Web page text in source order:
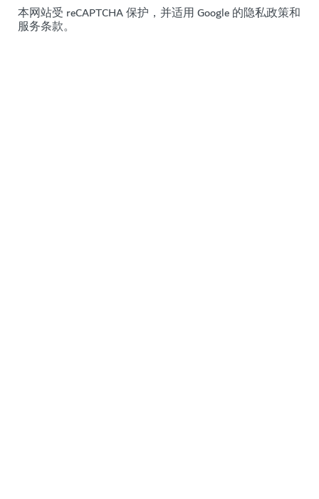
本网站受 reCAPTCHA 保护，并适用 Google 的隐私政策和
服务条款。